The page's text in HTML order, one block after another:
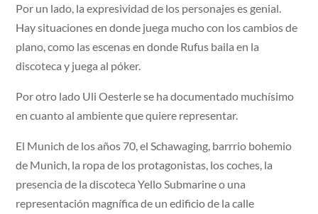
Por un lado, la expresividad de los personajes es genial.
Hay situaciones en donde juega mucho con los cambios de
plano, como las escenas en donde Rufus baila en la
discoteca y juega al póker.
Por otro lado Uli Oesterle se ha documentado muchísimo
en cuanto al ambiente que quiere representar.
El Munich de los años 70, el Schawaging, barrrio bohemio
de Munich, la ropa de los protagonistas, los coches, la
presencia de la discoteca Yello Submarine o una
representación magnífica de un edificio de la calle